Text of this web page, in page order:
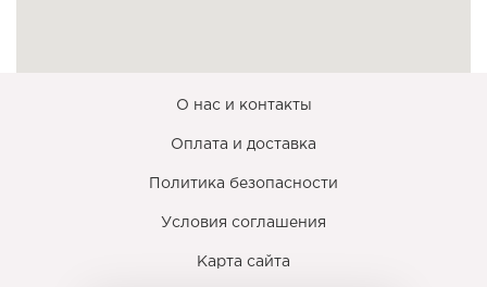
О нас и контакты
Оплата и доставка
Политика безопасности
Условия соглашения
Карта сайта